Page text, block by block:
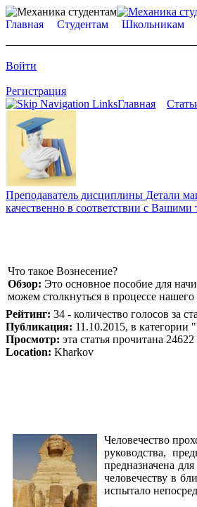
Главная Студентам Школьникам
Войти
Регистрация
Главная
Преподаватель дисциплины Детали
качественно в соответствии с Вашими
Что такое Вознесение?
Обзор: Это основное пособие для
можем столкнуться в процессе
Рейтинг: 34 - количество голосов за
Публикация: 11.10.2015, в категории
Просмотр: эта статья прочитана 24622
Location: Kharkov
Человечество
руководства,
предназначена
человечеству в
испытало